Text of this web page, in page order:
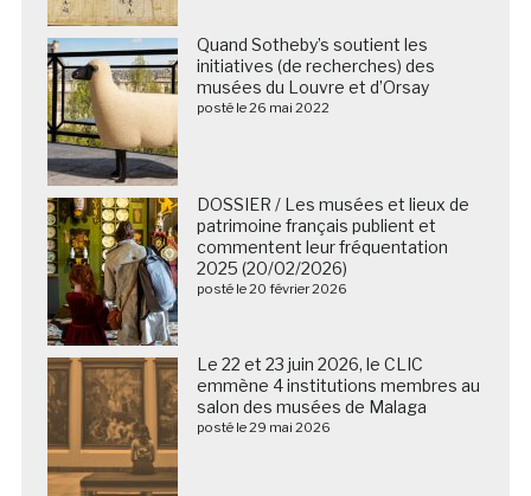
Quand Sotheby’s soutient les
initiatives (de recherches) des
musées du Louvre et d’Orsay
posté le 26 mai 2022
DOSSIER / Les musées et lieux de
patrimoine français publient et
commentent leur fréquentation
2025 (20/02/2026)
posté le 20 février 2026
Le 22 et 23 juin 2026, le CLIC
emmène 4 institutions membres au
salon des musées de Malaga
posté le 29 mai 2026